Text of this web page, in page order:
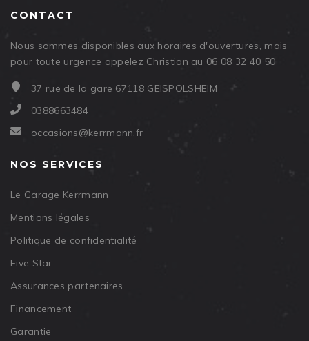
CONTACT
Nous sommes disponibles aux horaires d'ouvertures, mais
pour toute urgence appelez Christian au 06 08 32 40 50
37 rue de la gare 67118 GEISPOLSHEIM
0388663484
occasions@kerrmann.fr
NOS SERVICES
Le Garage Kerrmann
Mentions légales
Politique de confidentialité
Five Star
Assurances partenaires
Financement
Garantie